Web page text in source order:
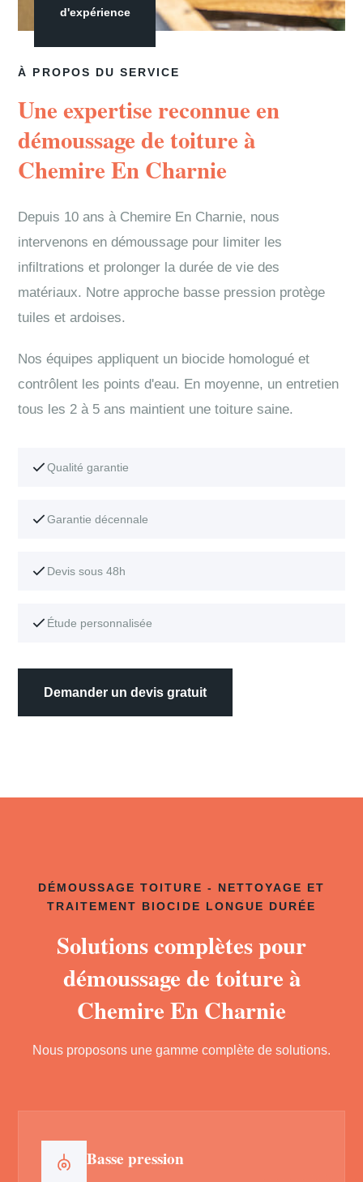
À PROPOS DU SERVICE
Une expertise reconnue en
démoussage de toiture à
Chemire En Charnie
Depuis 10 ans à Chemire En Charnie, nous
intervenons en démoussage pour limiter les
infiltrations et prolonger la durée de vie des
matériaux. Notre approche basse pression protège
tuiles et ardoises.
Nos équipes appliquent un biocide homologué et
contrôlent les points d'eau. En moyenne, un entretien
tous les 2 à 5 ans maintient une toiture saine.
Qualité garantie
Garantie décennale
Devis sous 48h
Étude personnalisée
Demander un devis gratuit
d'expérience
DÉMOUSSAGE TOITURE - NETTOYAGE ET
TRAITEMENT BIOCIDE LONGUE DURÉE
Solutions complètes pour
démoussage de toiture à
Chemire En Charnie
Nous proposons une gamme complète de solutions.
Basse pression